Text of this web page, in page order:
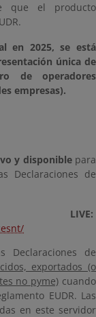
que el producto
en 2025, se está
única de
de operadores
empresas).
y disponiblepara
Declaraciones de
LIVE:
Declaraciones de
exportados (o
no pyme) cuando
EUDR. Las
en este servidor